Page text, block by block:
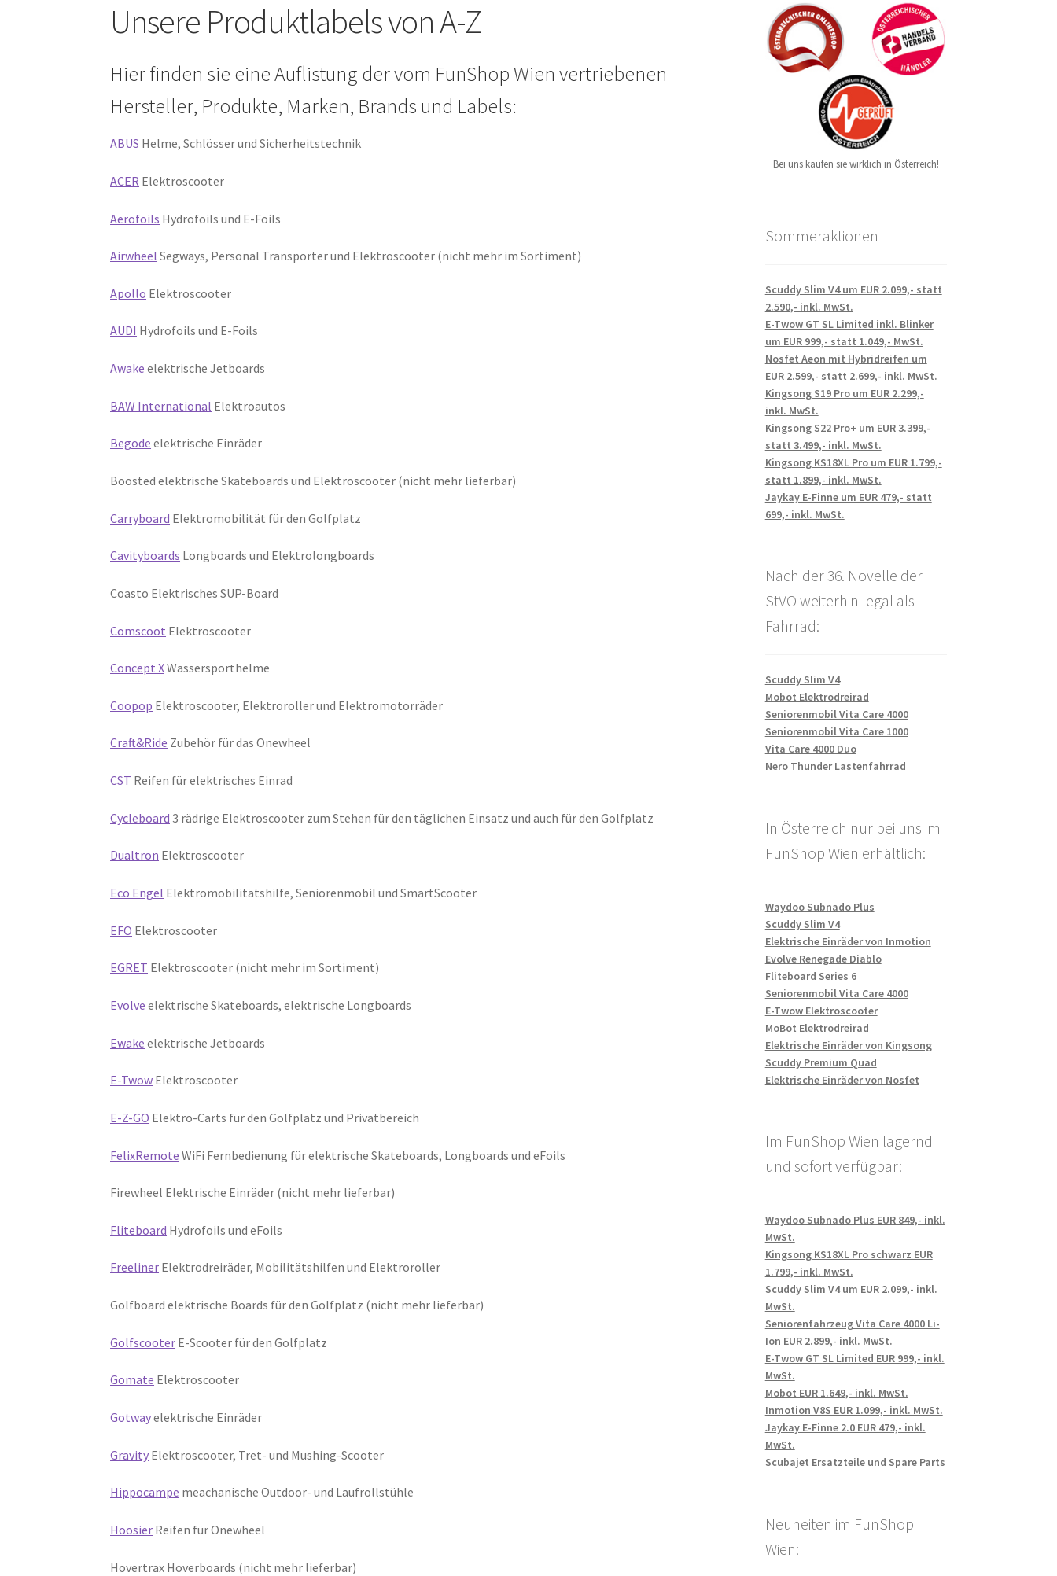
Unsere Produktlabels von A-Z
Hier finden sie eine Auflistung der vom FunShop Wien vertriebenen
Hersteller, Produkte, Marken, Brands und Labels:
ABUS Helme, Schlösser und Sicherheitstechnik
ACER Elektroscooter
Aerofoils Hydrofoils und E-Foils
Airwheel Segways, Personal Transporter und Elektroscooter (nicht mehr im Sortiment)
Apollo Elektroscooter
AUDI Hydrofoils und E-Foils
Awake elektrische Jetboards
BAW International Elektroautos
Begode elektrische Einräder
Boosted elektrische Skateboards und Elektroscooter (nicht mehr lieferbar)
Carryboard Elektromobilität für den Golfplatz
Cavityboards Longboards und Elektrolongboards
Coasto Elektrisches SUP-Board
Comscoot Elektroscooter
Concept XWassersporthelme
Coopop Elektroscooter, Elektroroller und Elektromotorräder
Craft&Ride Zubehör für das Onewheel
CST Reifen für elektrisches Einrad
Cycleboard 3 rädrige Elektroscooter zum Stehen für den täglichen Einsatz und auch für den Golfplatz
Dualtron Elektroscooter
Eco Engel Elektromobilitätshilfe, Seniorenmobil und SmartScooter
EFO Elektroscooter
EGRET Elektroscooter (nicht mehr im Sortiment)
Evolve elektrische Skateboards, elektrische Longboards
Ewake elektrische Jetboards
E-Twow Elektroscooter
E-Z-GO Elektro-Carts für den Golfplatz und Privatbereich
FelixRemote WiFi Fernbedienung für elektrische Skateboards, Longboards und eFoils
Firewheel Elektrische Einräder (nicht mehr lieferbar)
Fliteboard Hydrofoils und eFoils
Freeliner Elektrodreiräder, Mobilitätshilfen und Elektroroller
Golfboard elektrische Boards für den Golfplatz (nicht mehr lieferbar)
Golfscooter E-Scooter für den Golfplatz
Gomate Elektroscooter
Gotwayelektrische Einräder
Gravity Elektroscooter, Tret- und Mushing-Scooter
Hippocampe meachanische Outdoor- und Laufrollstühle
Hoosier Reifen für Onewheel
Hovertrax Hoverboards (nicht mehr lieferbar)
Bei uns kaufen sie wirklich in Österreich!
Sommeraktionen
Scuddy Slim V4 um EUR 2.099,- statt
2.590,- inkl. MwSt.
E-Twow GT SL Limited inkl. Blinker
um EUR 999,- statt 1.049,- MwSt.
Nosfet Aeon mit Hybridreifen um
EUR 2.599,- statt 2.699,- inkl. MwSt.
Kingsong S19 Pro um EUR 2.299,-
inkl. MwSt.
Kingsong S22 Pro+ um EUR 3.399,-
statt 3.499,- inkl. MwSt.
Kingsong KS18XL Pro um EUR 1.799,-
statt 1.899,- inkl. MwSt.
Jaykay E-Finne um EUR 479,- statt
699,- inkl. MwSt.
Nach der 36. Novelle der
StVO weiterhin legal als
Fahrrad:
Scuddy Slim V4
Mobot Elektrodreirad
Seniorenmobil Vita Care 4000
Seniorenmobil Vita Care 1000
Vita Care 4000 Duo
Nero Thunder Lastenfahrrad
In Österreich nur bei uns im
FunShop Wien erhältlich:
Waydoo Subnado Plus
Scuddy Slim V4
Elektrische Einräder von Inmotion
Evolve Renegade Diablo
Fliteboard Series 6
Seniorenmobil Vita Care 4000
E-Twow Elektroscooter
MoBot Elektrodreirad
Elektrische Einräder von Kingsong
Scuddy Premium Quad
Elektrische Einräder von Nosfet
Im FunShop Wien lagernd
und sofort verfügbar:
Waydoo Subnado Plus EUR 849,- inkl.
MwSt.
Kingsong KS18XL Pro schwarz EUR
1.799,- inkl. MwSt.
Scuddy Slim V4 um EUR 2.099,- inkl.
MwSt.
Seniorenfahrzeug Vita Care 4000 Li-
Ion EUR 2.899,- inkl. MwSt.
E-Twow GT SL Limited EUR 999,- inkl.
MwSt.
Mobot EUR 1.649,- inkl. MwSt.
Inmotion V8S EUR 1.099,- inkl. MwSt.
Jaykay E-Finne 2.0 EUR 479,- inkl.
MwSt.
Scubajet Ersatzteile und Spare Parts
Neuheiten im FunShop
Wien: